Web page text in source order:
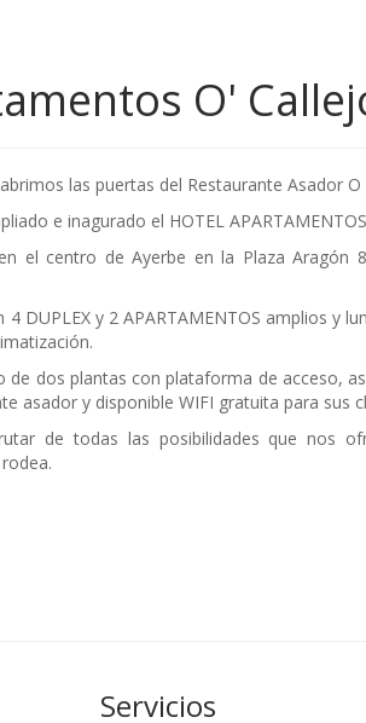
O'
las puertas del Restaurante Asador
e inagurado el HOTEL
el centro de Ayerbe en la Plaza Aragón
DUPLEX y 2 APARTAMENTOS amplios y
de dos plantas con plataforma de acceso,
asador y disponible WIFI gratuita para sus
de todas las posibilidades que nos
Servicios